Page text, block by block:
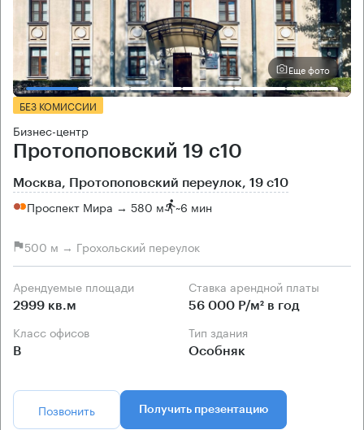
Еще фото
БЕЗ КОМИССИИ
Бизнес-центр
Протопоповский 19 с10
Москва, Протопоповский переулок, 19 с10
Проспект Мира → 580 м ~6 мин
500 м → Грохольский переулок
Арендуемые площади
2999 кв.м
Ставка арендной платы
56 000 Р/м² в год
Класс офисов
B
Тип здания
Особняк
Позвонить Получить презентацию